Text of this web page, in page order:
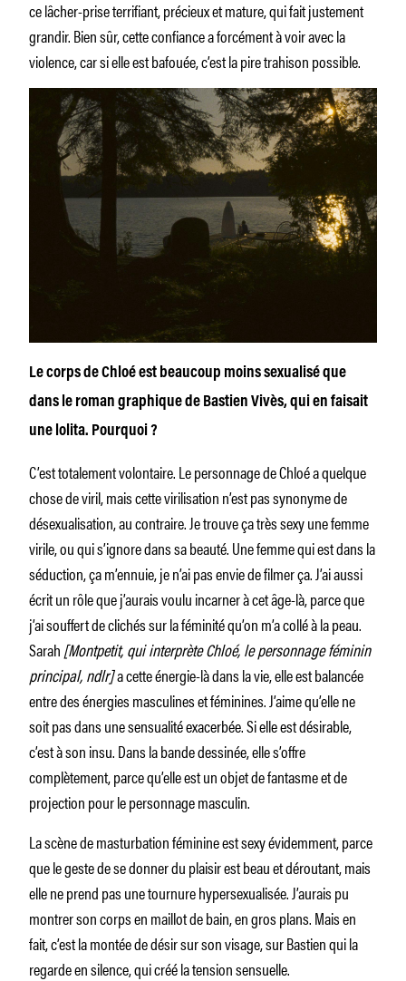
ce lâcher-prise terrifiant, précieux et mature, qui fait justement
grandir. Bien sûr, cette confiance a forcément à voir avec la
violence, car si elle est bafouée, c’est la pire trahison possible.
Le corps de Chloé est beaucoup moins sexualisé que
dans le roman graphique de Bastien Vivès, qui en faisait
une lolita. Pourquoi ?
C’est totalement volontaire. Le personnage de Chloé a quelque
chose de viril, mais cette virilisation n’est pas synonyme de
désexualisation, au contraire. Je trouve ça très sexy une femme
virile, ou qui s’ignore dans sa beauté. Une femme qui est dans la
séduction, ça m’ennuie, je n’ai pas envie de filmer ça. J’ai aussi
écrit un rôle que j’aurais voulu incarner à cet âge-là, parce que
j’ai souffert de clichés sur la féminité qu’on m’a collé à la peau.
Sarah[Montpetit, qui interprète Chloé, le personnage féminin
principal, ndlr]a cette énergie-là dans la vie, elle est balancée
entre des énergies masculines et féminines. J’aime qu’elle ne
soit pas dans une sensualité exacerbée. Si elle est désirable,
c’est à son insu. Dans la bande dessinée, elle s’offre
complètement, parce qu’elle est un objet de fantasme et de
projection pour le personnage masculin.
La scène de masturbation féminine est sexy évidemment, parce
que le geste de se donner du plaisir est beau et déroutant, mais
elle ne prend pas une tournure hypersexualisée. J’aurais pu
montrer son corps en maillot de bain, en gros plans. Mais en
fait, c’est la montée de désir sur son visage, sur Bastien qui la
regarde en silence, qui créé la tension sensuelle.